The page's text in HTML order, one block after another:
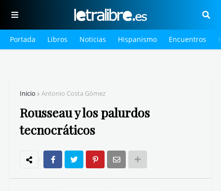
Portada Libros Noticias Hispanismo Encuentros
Inicio Antonio Costa Gómez
Rousseau y los palurdos
tecnocráticos